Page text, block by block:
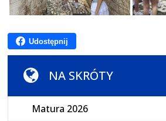
Udostępnij
NA SKRÓTY
Matura 2026